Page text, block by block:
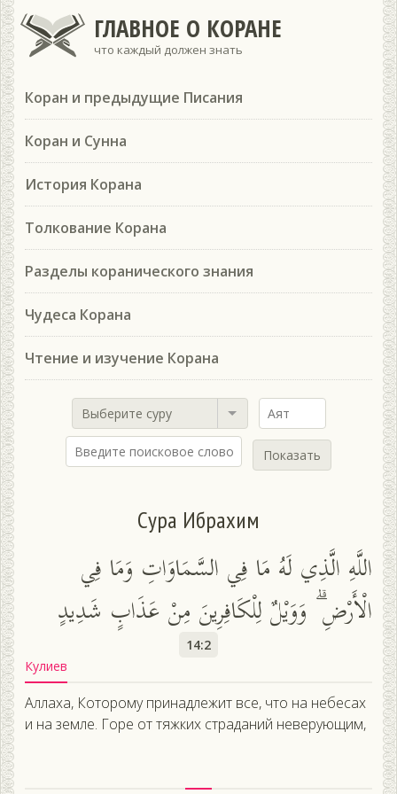
ГЛАВНОЕ О КОРАНЕ
что каждый должен знать
Коран и предыдущие Писания
Коран и Сунна
История Корана
Толкование Корана
Разделы коранического знания
Чудеса Корана
Чтение и изучение Корана
Выберите суру
Показать
Сура Ибрахим
اللَّهِ الَّذِي لَهُ مَا فِي السَّمَاوَاتِ وَمَا فِي
الْأَرْضِ ۗ وَوَيْلٌ لِلْكَافِرِينَ مِنْ عَذَابٍ شَدِيدٍ
14:2
Кулиев
Аллаха, Которому принадлежит все, что на небесах
и на земле. Горе от тяжких страданий неверующим,